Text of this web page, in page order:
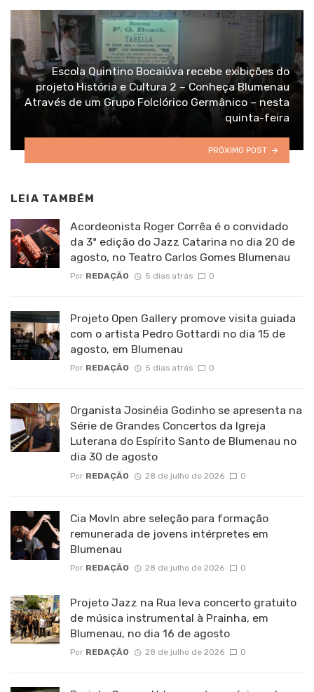
Escola Quintino Bocaiúva recebe exibições do
projeto História e Cultura 2 – Conheça Blumenau
Através de um Grupo Folclórico Germânico – nesta
quinta-feira
PRÓXIMO POST
LEIA TAMBÉM
Acordeonista Roger Corrêa é o convidado
da 3ª edição do Jazz Catarina no dia 20 de
agosto, no Teatro Carlos Gomes Blumenau
Por REDAÇÃO 5 dias atrás 0
Projeto Open Gallery promove visita guiada
com o artista Pedro Gottardi no dia 15 de
agosto, em Blumenau
Por REDAÇÃO 5 dias atrás 0
Organista Josinéia Godinho se apresenta na
Série de Grandes Concertos da Igreja
Luterana do Espírito Santo de Blumenau no
dia 30 de agosto
Por REDAÇÃO 28 de julho de 2026 0
Cia MovIn abre seleção para formação
remunerada de jovens intérpretes em
Blumenau
Por REDAÇÃO 28 de julho de 2026 0
Projeto Jazz na Rua leva concerto gratuito
de música instrumental à Prainha, em
Blumenau, no dia 16 de agosto
Por REDAÇÃO 28 de julho de 2026 0